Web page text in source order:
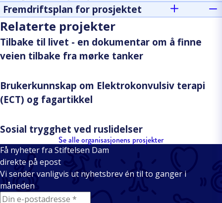
Fremdriftsplan for prosjektet
Relaterte projekter
Tilbake til livet - en dokumentar om å finne
veien tilbake fra mørke tanker
Brukerkunnskap om Elektrokonvulsiv terapi
(ECT) og fagartikkel
Sosial trygghet ved ruslidelser
Se alle organisasjonens prosjekter
Få nyheter fra Stiftelsen Dam
direkte på epost
Vi sender vanligvis ut nyhetsbrev én til to ganger i
måneden
E-mail